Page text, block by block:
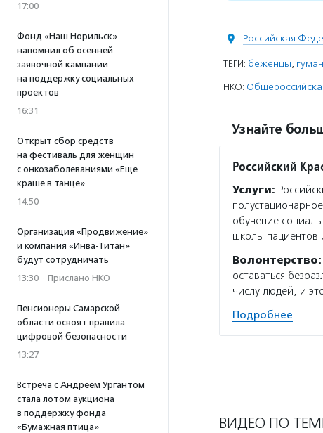
17:00
Фонд «Наш Норильск»
напомнил об осенней
заявочной кампании
на поддержку социальных
проектов
16:31
Открыт сбор средств
на фестиваль для женщин
с онкозаболеваниями «Еще
краше в танце»
14:50
Организация «Продвижение»
и компания «Инва-Титан»
будут сотрудничать
13:30 · Прислано НКО
Пенсионеры Самарской
области освоят правила
цифровой безопасности
13:27
Встреча с Андреем Ургантом
стала лотом аукциона
в поддержку фонда
«Бумажная птица»
Российская
ТЕГИ: беженцы,
НКО:
Узнайте
Российский
Услуги:
обучение
школы пациентов
Волонтерство:
оставаться
числу людей, и
Подробнее
ВИДЕО ПО